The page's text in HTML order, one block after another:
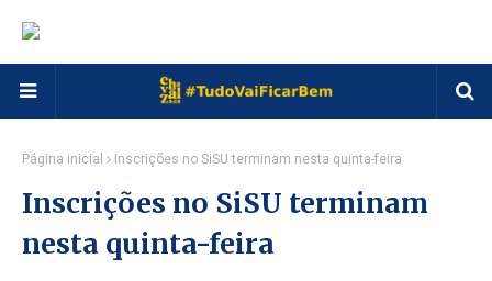
Página inicial Inscrições no SiSU terminam nesta quinta-feira
Inscrições no SiSU terminam
nesta quinta-feira